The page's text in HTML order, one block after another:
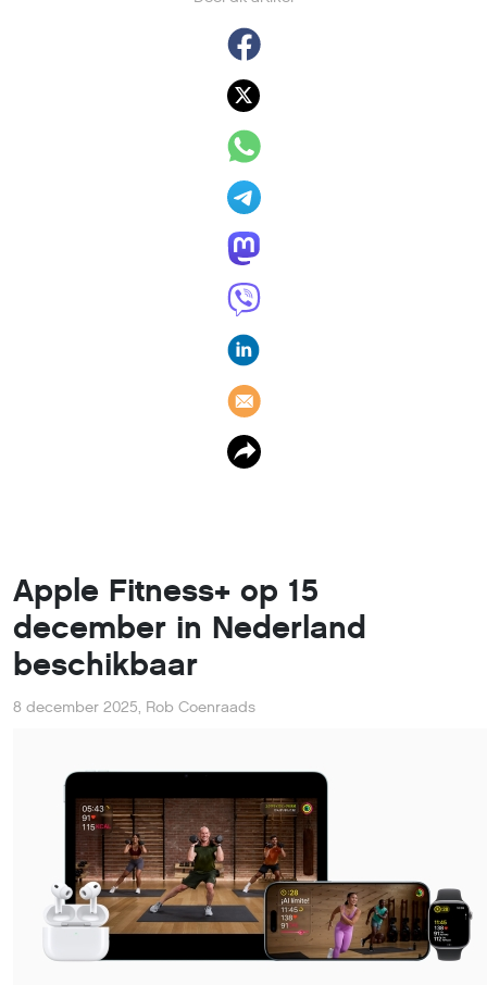
Apple Fitness+ op 15
december in Nederland
Rob Coenraads
Apple maakt bekend dat de fitness- en wellnessdienst
Fitness+ op 15 december in Nederland beschikbaar. Met
Apple Fitness+ hebben gebruikers toegang tot 12
verschillende soorten trainingen, waaronder krachttraining,
yoga en fietsen.
Apple maakt bekend dat hun fitness- en wellnessdienst
Apple Fitness+ ook in Nederland beschikbaar komt. Met